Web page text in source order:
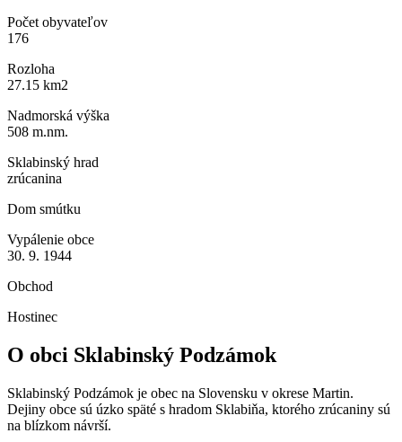
Počet obyvateľov
176
Rozloha
27.15 km2
Nadmorská výška
508 m.nm.
Sklabinský hrad
zrúcanina
Dom smútku
Vypálenie obce
30. 9. 1944
Obchod
Hostinec
O obci Sklabinský Podzámok
Sklabinský Podzámok je obec na Slovensku v okrese Martin.
Dejiny obce sú úzko späté s hradom Sklabiňa, ktorého zrúcaniny sú
na blízkom návrší.